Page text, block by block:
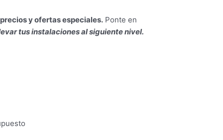
precios y ofertas especiales. Ponte en
tus instalaciones al siguiente nivel.